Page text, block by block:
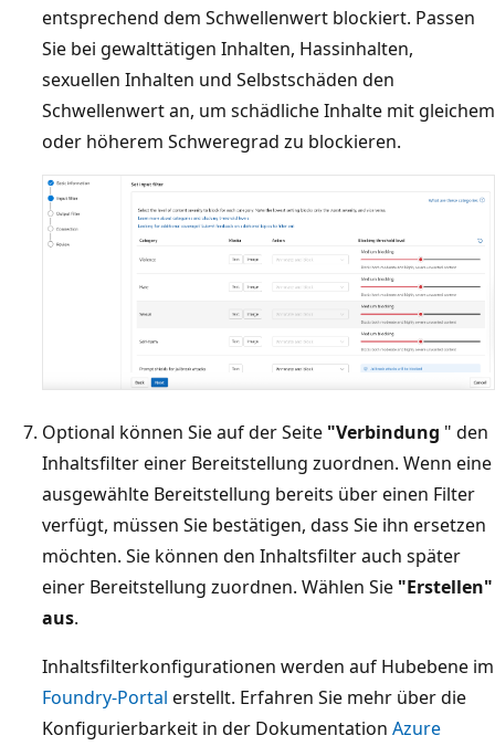
entsprechend dem Schwellenwert blockiert. Passen
Sie bei gewalttätigen Inhalten, Hassinhalten,
sexuellen Inhalten und Selbstschäden den
Schwellenwert an, um schädliche Inhalte mit gleichem
oder höherem Schweregrad zu blockieren.
Optional können Sie auf der Seite "Verbindung " den
Inhaltsfilter einer Bereitstellung zuordnen. Wenn eine
ausgewählte Bereitstellung bereits über einen Filter
verfügt, müssen Sie bestätigen, dass Sie ihn ersetzen
möchten. Sie können den Inhaltsfilter auch später
einer Bereitstellung zuordnen. Wählen Sie "Erstellen"
aus.
Inhaltsfilterkonfigurationen werden auf Hubebene im
Foundry-Portal erstellt. Erfahren Sie mehr über die
Konfigurierbarkeit in der Dokumentation Azure